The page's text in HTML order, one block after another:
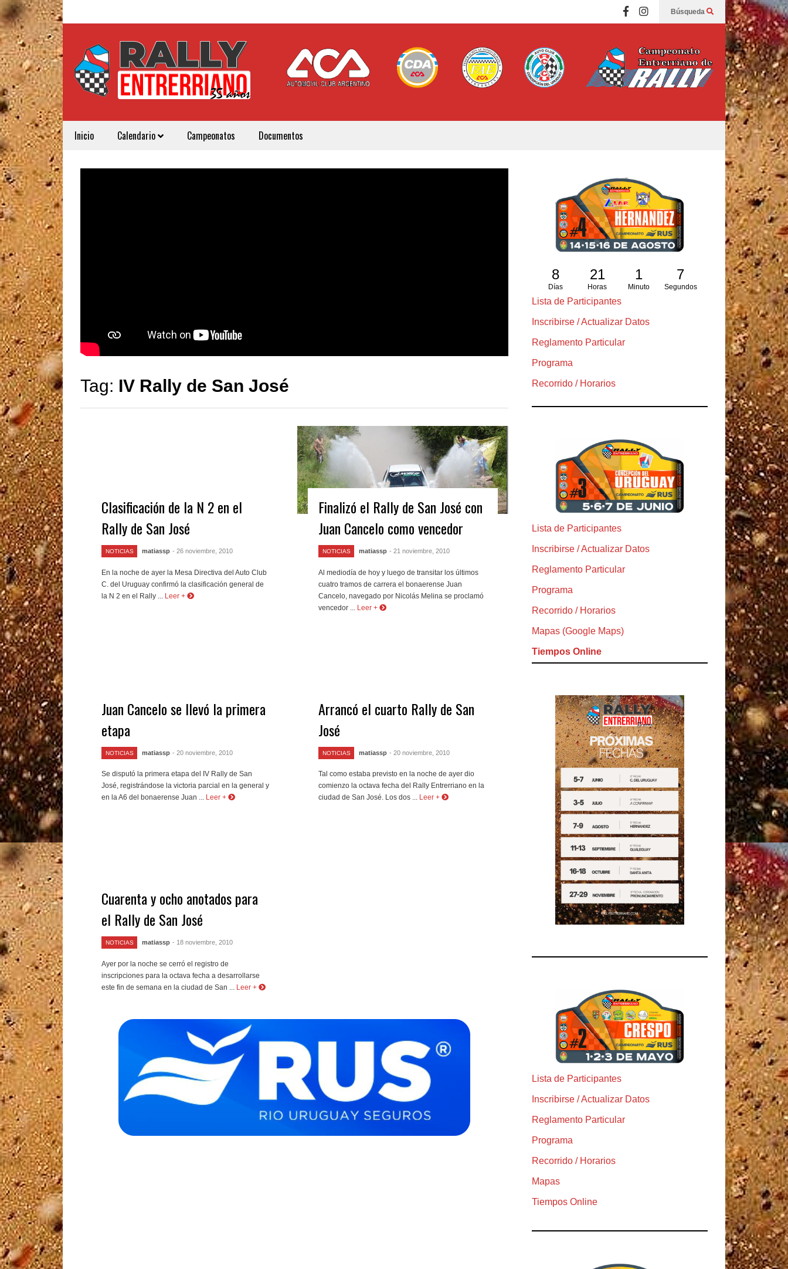
Búsqueda
Inicio Calendario Campeonatos Documentos
Tag: IV Rally de San José
Clasificación de la N 2 en el
Rally de San José
NOTICIAS matiassp - 26 noviembre, 2010
En la noche de ayer la Mesa Directiva del Auto Club
C. del Uruguay confirmó la clasificación general de
la N 2 en el Rally ...
Leer +
Finalizó el Rally de San José con
Juan Cancelo como vencedor
NOTICIAS matiassp - 21 noviembre, 2010
Al mediodía de hoy y luego de transitar los últimos
cuatro tramos de carrera el bonaerense Juan
Cancelo, navegado por Nicolás Melina se proclamó
vencedor ...
Leer +
Juan Cancelo se llevó la primera
etapa
NOTICIAS matiassp - 20 noviembre, 2010
Se disputó la primera etapa del IV Rally de San
José, registrándose la victoria parcial en la general y
en la A6 del bonaerense Juan ... Leer +
Arrancó el cuarto Rally de San
José
NOTICIAS matiassp - 20 noviembre, 2010
Tal como estaba previsto en la noche de ayer dio
comienzo la octava fecha del Rally Entrerriano en la
ciudad de San José. Los dos ... Leer +
Cuarenta y ocho anotados para
el Rally de San José
NOTICIAS matiassp - 18 noviembre, 2010
Ayer por la noche se cerró el registro de
inscripciones para la octava fecha a desarrollarse
este fin de semana en la ciudad de San ...
Leer +
8
Días
21
Horas
1
Minuto
5
Segundos
Lista de Participantes
Inscribirse / Actualizar Datos
Reglamento Particular
Programa
Recorrido / Horarios
Lista de Participantes
Inscribirse / Actualizar Datos
Reglamento Particular
Programa
Recorrido / Horarios
Mapas (Google Maps)
Tiempos Online
Lista de Participantes
Inscribirse / Actualizar Datos
Reglamento Particular
Programa
Recorrido / Horarios
Mapas
Tiempos Online